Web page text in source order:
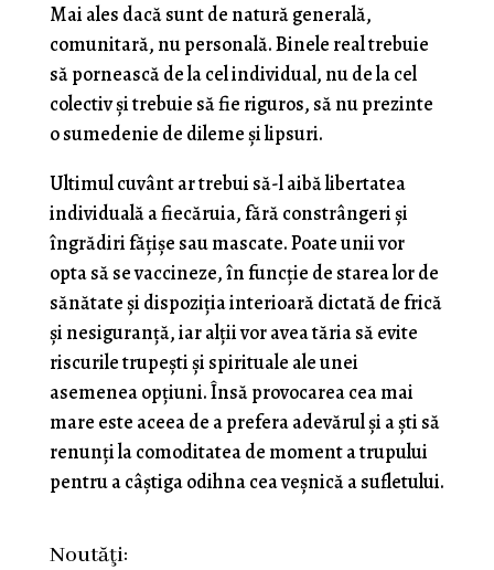
Mai ales dacă sunt de natură generală,
comunitară, nu personală. Binele real trebuie
să pornească de la cel individual, nu de la cel
colectiv și trebuie să fie riguros, să nu prezinte
o sumedenie de dileme și lipsuri.
Ultimul cuvânt ar trebui să-l aibă libertatea
individuală a fiecăruia, fără constrângeri și
îngrădiri fățișe sau mascate. Poate unii vor
opta să se vaccineze, în funcție de starea lor de
sănătate și dispoziția interioară dictată de frică
și nesiguranță, iar alții vor avea tăria să evite
riscurile trupești și spirituale ale unei
asemenea opțiuni. Însă provocarea cea mai
mare este aceea de a prefera adevărul și a ști să
renunți la comoditatea de moment a trupului
pentru a câștiga odihna cea veșnică a sufletului.
Noutăţi: